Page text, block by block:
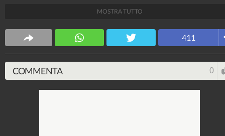
MOSTRA TUTTO
411
COMMENTA 0